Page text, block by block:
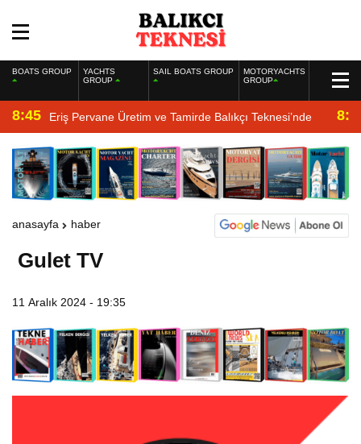
BOATS GROUP
YACHTS
GROUP
SAIL BOATS GROUP
MOTORYACHTS
GROUP
8:45 Eriş Pervane Üretim ve Tamirde Balıkçı Teknesi’nde
anasayfa haber
Gulet TV
11 Aralık 2024 - 19:35